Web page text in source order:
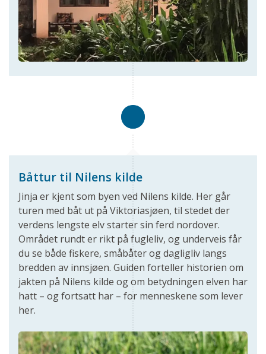
Båttur til Nilens kilde
Jinja er kjent som byen ved Nilens kilde. Her går
turen med båt ut på Viktoriasjøen, til stedet der
verdens lengste elv starter sin ferd nordover.
Området rundt er rikt på fugleliv, og underveis får
du se både fiskere, småbåter og dagligliv langs
bredden av innsjøen. Guiden forteller historien om
jakten på Nilens kilde og om betydningen elven har
hatt – og fortsatt har – for menneskene som lever
her.